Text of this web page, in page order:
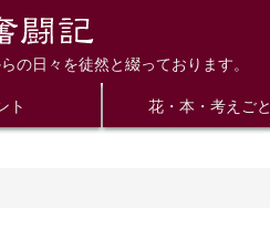
の日々を徒然と綴っております。
ト 花・本・考えごと